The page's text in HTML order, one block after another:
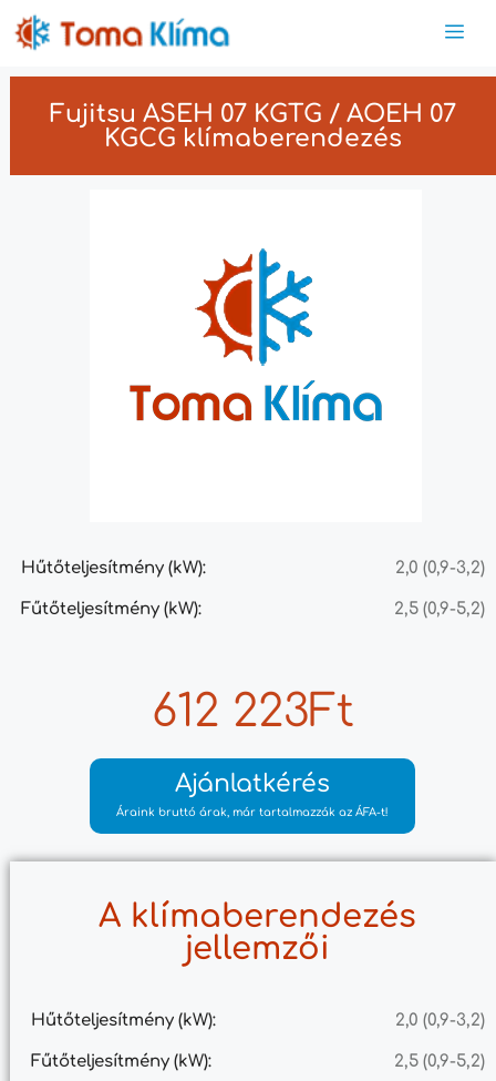
Fujitsu ASEH 07 KGTG / AOEH 07
KGCG klímaberendezés
Hűtőteljesítmény (kW): 2,0 (0,9-3,2)
Fűtőteljesítmény (kW): 2,5 (0,9-5,2)
612 223Ft
Ajánlatkérés
Áraink bruttó árak, már tartalmazzák az ÁFA-t!
A klímaberendezés
jellemzői
Hűtőteljesítmény (kW): 2,0 (0,9-3,2)
Fűtőteljesítmény (kW): 2,5 (0,9-5,2)